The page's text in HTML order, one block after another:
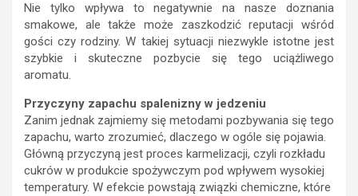
Nie tylko wpływa to negatywnie na nasze doznania
smakowe, ale także może zaszkodzić reputacji wśród
gości czy rodziny. W takiej sytuacji niezwykle istotne jest
szybkie i skuteczne pozbycie się tego uciążliwego
aromatu.
Przyczyny zapachu spalenizny w jedzeniu
Zanim jednak zajmiemy się metodami pozbywania się tego
zapachu, warto zrozumieć, dlaczego w ogóle się pojawia.
Główną przyczyną jest proces karmelizacji, czyli rozkładu
cukrów w produkcie spożywczym pod wpływem wysokiej
temperatury. W efekcie powstają związki chemiczne, które